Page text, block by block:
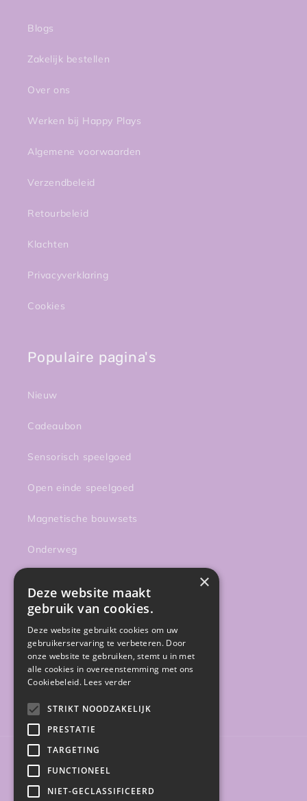
Blogs
Zakelijk bestellen
Over ons
Werken bij Happy Plays
Algemene voorwaarden
Verzendbeleid
Retourbeleid
Klachten
Privacyverklaring
Cookies
Populaire pagina's
Nieuw
Cadeaubon
Sensorisch speelgoed
Open einde speelgoed
Magnetische bouwsets
Onderweg
Sale
Gratis gidsen
Facebook
België (EUR €)
×
Deze website maakt
gebruik van cookies.
Deze website gebruikt cookies om uw
gebruikerservaring te verbeteren. Door
onze website te gebruiken, stemt u in met
alle cookies in overeenstemming met ons
Cookiebeleid. Lees verder
STRIKT NOODZAKELIJK
PRESTATIE
TARGETING
FUNCTIONEEL
NIET-GECLASSIFICEERD